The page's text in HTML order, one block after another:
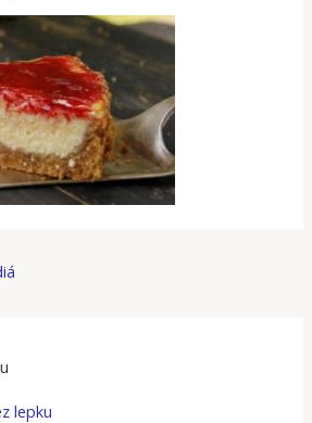
lepku